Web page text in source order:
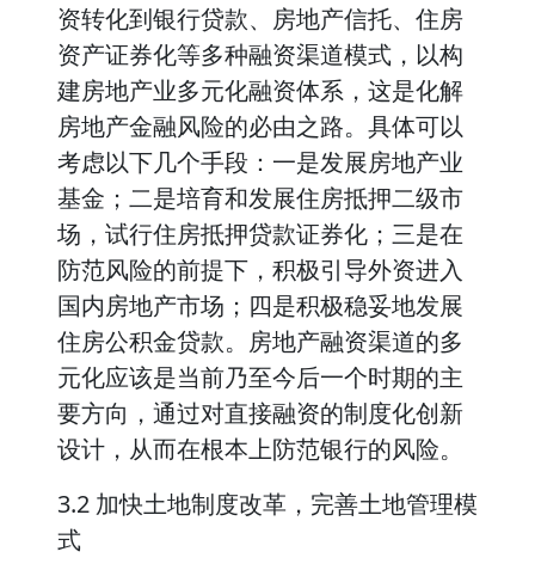
资转化到银行贷款、房地产信托、住房
资产证券化等多种融资渠道模式，以构
建房地产业多元化融资体系，这是化解
房地产金融风险的必由之路。具体可以
考虑以下几个手段：一是发展房地产业
基金；二是培育和发展住房抵押二级市
场，试行住房抵押贷款证券化；三是在
防范风险的前提下，积极引导外资进入
国内房地产市场；四是积极稳妥地发展
住房公积金贷款。房地产融资渠道的多
元化应该是当前乃至今后一个时期的主
要方向，通过对直接融资的制度化创新
设计，从而在根本上防范银行的风险。
3.2 加快土地制度改革，完善土地管理模
式